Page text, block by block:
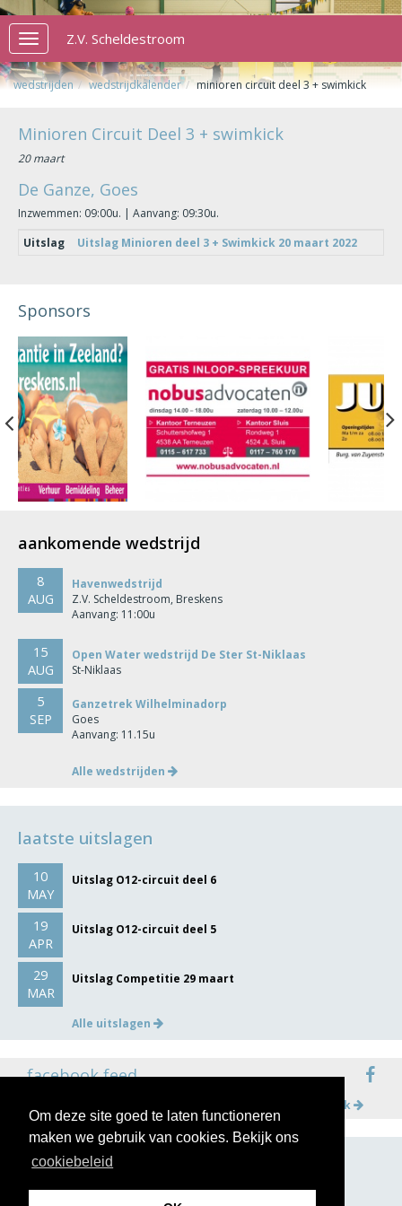
Om deze site goed te laten functioneren
maken we gebruik van cookies. Bekijk ons
cookiebeleid
Toggle
navigation
Z.V. Scheldestroom
wedstrijden wedstrijdkalender minioren circuit deel 3 + swimkick
Minioren Circuit Deel 3 + swimkick
20 maart
De Ganze, Goes
Inzwemmen: 09:00u. | Aanvang: 09:30u.
Uitslag
Uitslag Minioren deel 3 + Swimkick 20 maart 2022
Sponsors
Previous
aankomende wedstrijd
8
AUG
Havenwedstrijd
Z.V. Scheldestroom, Breskens
Aanvang: 11:00u
15
AUG
Open Water wedstrijd De Ster St-Niklaas
St-Niklaas
5
SEP
Ganzetrek Wilhelminadorp
Goes
Aanvang: 11.15u
Alle wedstrijden
laatste uitslagen
10
MAY
Uitslag O12-circuit deel 6
19
APR
Uitslag O12-circuit deel 5
29
MAR
Uitslag Competitie 29 maart
Alle uitslagen
facebook feed
Meer op facebook
volg ons op